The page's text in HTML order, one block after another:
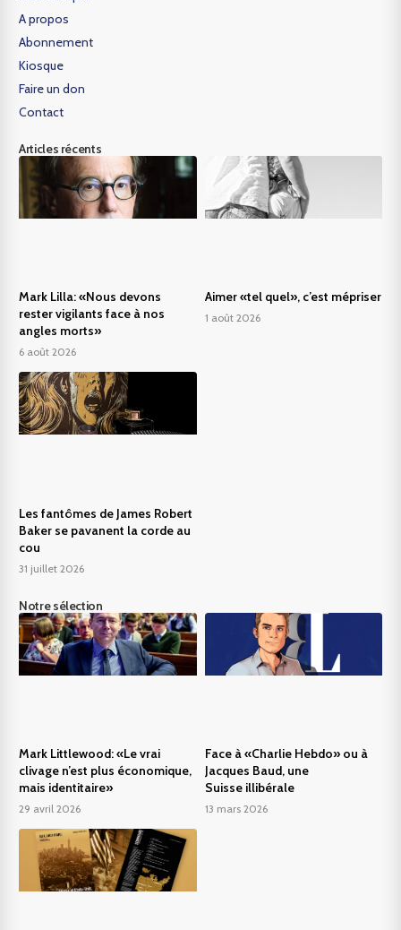
A propos
Abonnement
Kiosque
Faire un don
Contact
Articles récents
Mark Lilla: «Nous devons
rester vigilants face à nos
angles morts»
6 août 2026
Aimer «tel quel», c’est mépriser
1 août 2026
Les fantômes de James Robert
Baker se pavanent la corde au
cou
31 juillet 2026
Notre sélection
Mark Littlewood: «Le vrai
clivage n’est plus économique,
mais identitaire»
29 avril 2026
Face à «Charlie Hebdo» ou à
Jacques Baud, une
Suisse illibérale
13 mars 2026